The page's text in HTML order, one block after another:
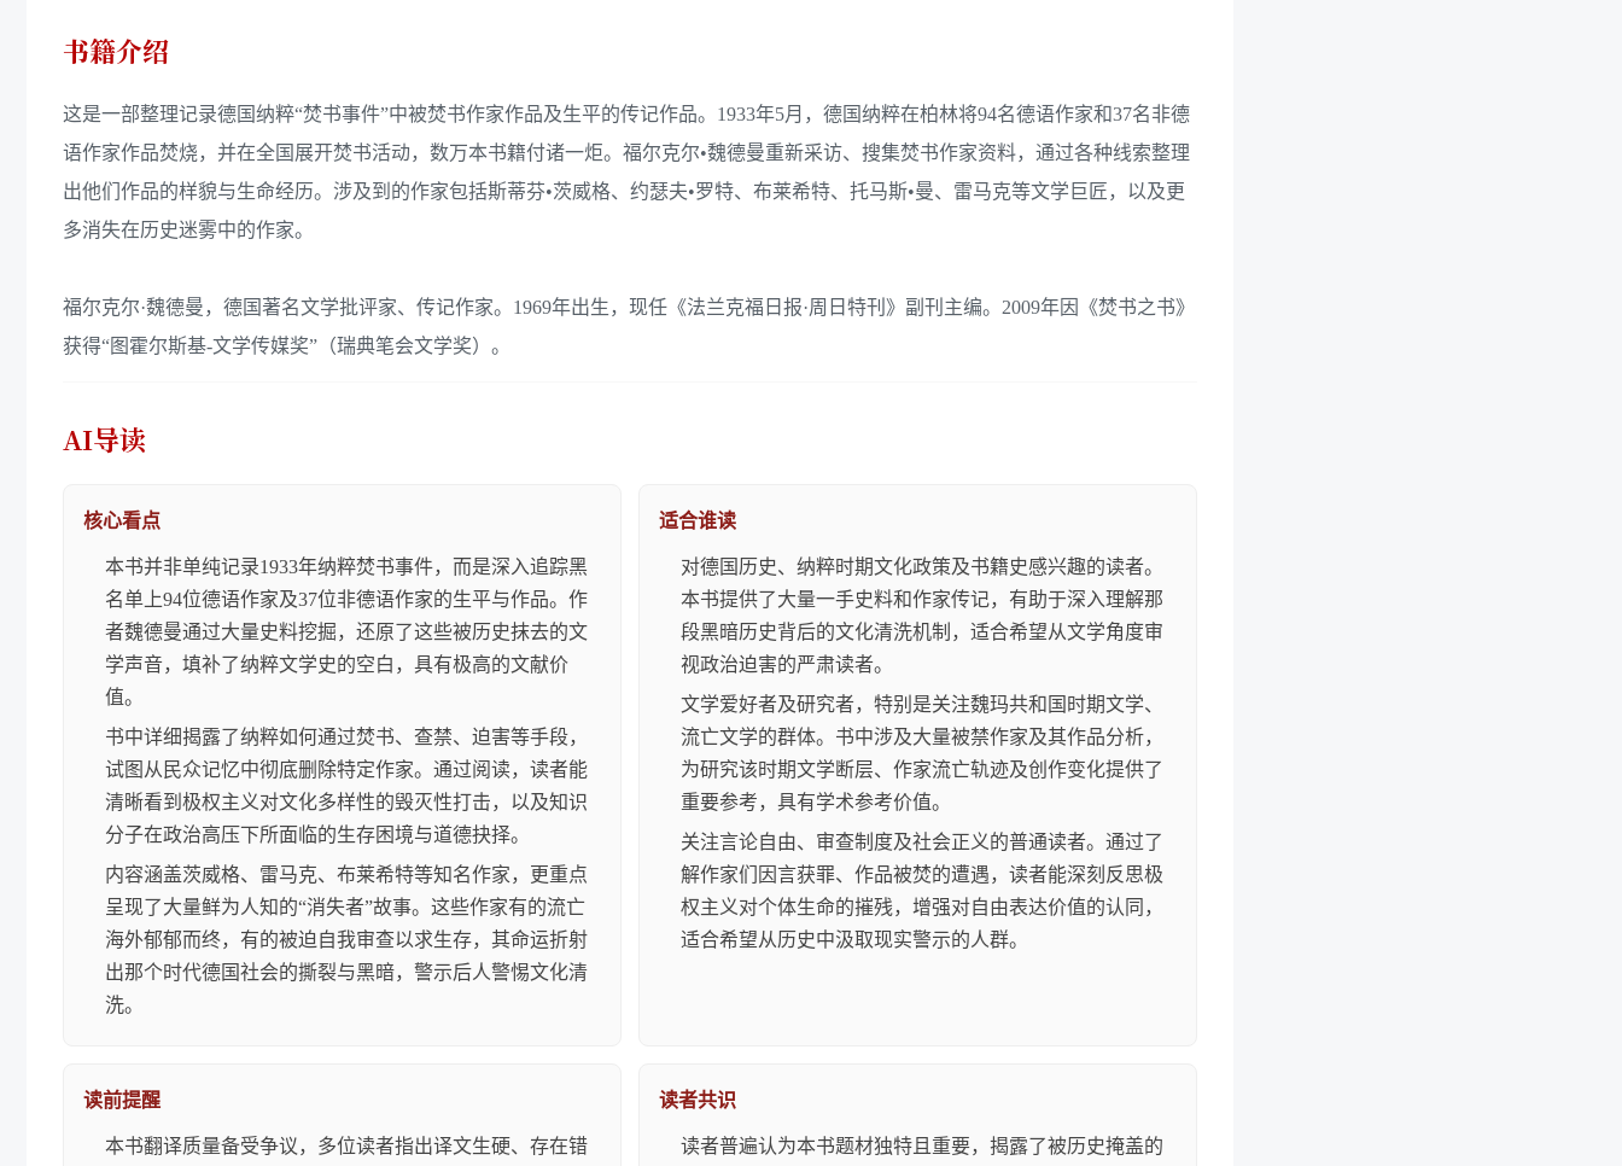
书籍介绍
这是一部整理记录德国纳粹“焚书事件”中被焚书作家作品及生平的传记作品。1933年5月，德国纳粹在柏林将94名德语作家和37名非德
语作家作品焚烧，并在全国展开焚书活动，数万本书籍付诸一炬。福尔克尔•魏德曼重新采访、搜集焚书作家资料，通过各种线索整理
出他们作品的样貌与生命经历。涉及到的作家包括斯蒂芬•茨威格、约瑟夫•罗特、布莱希特、托马斯•曼、雷马克等文学巨匠，以及更
多消失在历史迷雾中的作家。
福尔克尔·魏德曼，德国著名文学批评家、传记作家。1969年出生，现任《法兰克福日报·周日特刊》副刊主编。2009年因《焚书之书》
获得“图霍尔斯基-文学传媒奖”（瑞典笔会文学奖）。
AI导读
核心看点
本书并非单纯记录1933年纳粹焚书事件，而是深入追踪黑
名单上94位德语作家及37位非德语作家的生平与作品。作
者魏德曼通过大量史料挖掘，还原了这些被历史抹去的文
学声音，填补了纳粹文学史的空白，具有极高的文献价
值。
书中详细揭露了纳粹如何通过焚书、查禁、迫害等手段，
试图从民众记忆中彻底删除特定作家。通过阅读，读者能
清晰看到极权主义对文化多样性的毁灭性打击，以及知识
分子在政治高压下所面临的生存困境与道德抉择。
内容涵盖茨威格、雷马克、布莱希特等知名作家，更重点
呈现了大量鲜为人知的“消失者”故事。这些作家有的流亡
海外郁郁而终，有的被迫自我审查以求生存，其命运折射
出那个时代德国社会的撕裂与黑暗，警示后人警惕文化清
洗。
适合谁读
对德国历史、纳粹时期文化政策及书籍史感兴趣的读者。
本书提供了大量一手史料和作家传记，有助于深入理解那
段黑暗历史背后的文化清洗机制，适合希望从文学角度审
视政治迫害的严肃读者。
文学爱好者及研究者，特别是关注魏玛共和国时期文学、
流亡文学的群体。书中涉及大量被禁作家及其作品分析，
为研究该时期文学断层、作家流亡轨迹及创作变化提供了
重要参考，具有学术参考价值。
关注言论自由、审查制度及社会正义的普通读者。通过了
解作家们因言获罪、作品被焚的遭遇，读者能深刻反思极
权主义对个体生命的摧残，增强对自由表达价值的认同，
适合希望从历史中汲取现实警示的人群。
读前提醒
本书翻译质量备受争议，多位读者指出译文生硬、存在错
读者共识
读者普遍认为本书题材独特且重要，揭露了被历史掩盖的